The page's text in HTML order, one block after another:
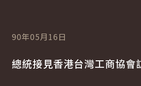
90年05月16日
總統接見香港台灣工商協會